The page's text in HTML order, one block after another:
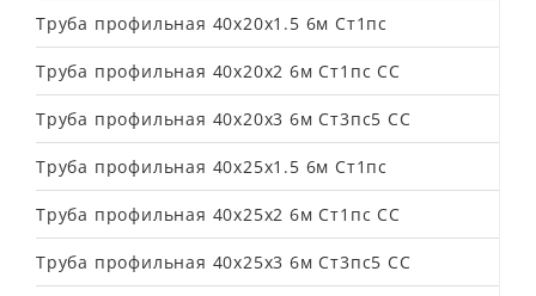
Труба профильная 40х20х1.5 6м Ст1пс
Труба профильная 40х20х2 6м Ст1пс СС
Труба профильная 40х20х3 6м Ст3пс5 СС
Труба профильная 40х25х1.5 6м Ст1пс
Труба профильная 40х25х2 6м Ст1пс СС
Труба профильная 40х25х3 6м Ст3пс5 СС